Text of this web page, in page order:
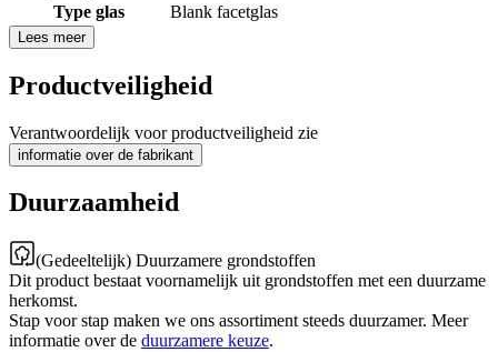
Type glas
Blank facetglas
Lees meer
Productveiligheid
Verantwoordelijk voor productveiligheid zie
informatie over de fabrikant
Duurzaamheid
(Gedeeltelijk) Duurzamere grondstoffen
Dit product bestaat voornamelijk uit grondstoffen met een duurzame
herkomst.
Stap voor stap maken we ons assortiment steeds duurzamer. Meer
informatie over de duurzamere keuze.